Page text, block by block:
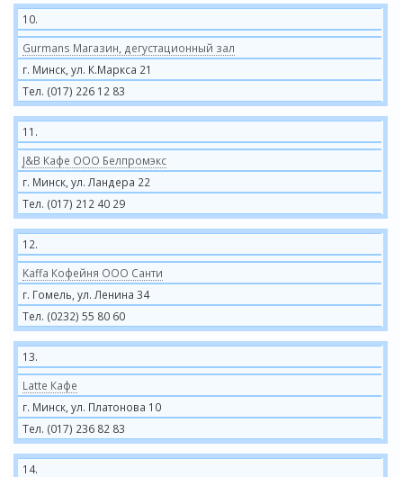
10.
Gurmans Магазин, дегустационный зал
г. Минск, ул. К.Маркса 21
Тел. (017) 226 12 83
11.
J&B Кафе ООО Белпромэкс
г. Минск, ул. Ландера 22
Тел. (017) 212 40 29
12.
Kaffa Кофейня ООО Санти
г. Гомель, ул. Ленина 34
Тел. (0232) 55 80 60
13.
Latte Кафе
г. Минск, ул. Платонова 10
Тел. (017) 236 82 83
14.